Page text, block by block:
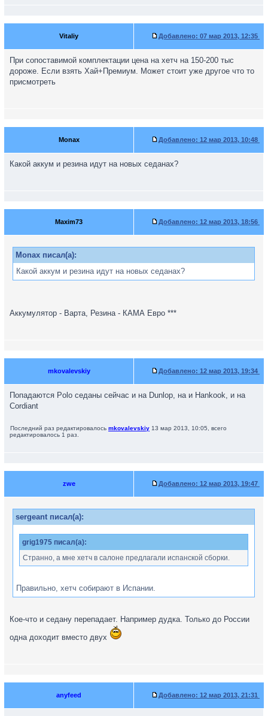
Vitaliy Добавлено: 07 мар 2013, 12:35
При сопоставимой комплектации цена на хетч на 150-200 тыс
дороже. Если взять Хай+Премиум. Может стоит уже другое что то
присмотреть
Monax Добавлено: 12 мар 2013, 10:48
Какой аккум и резина идут на новых седанах?
Maxim73 Добавлено: 12 мар 2013, 18:56
Monax писал(а):
Какой аккум и резина идут на новых седанах?
Аккумулятор - Варта, Резина - КАМА Евро ***
mkovalevskiy Добавлено: 12 мар 2013, 19:34
Попадаются Polo седаны сейчас и на Dunlop, на и Hankook, и на
Cordiant
Последний раз редактировалось mkovalevskiy 13 мар 2013, 10:05, всего
редактировалось 1 раз.
zwe Добавлено: 12 мар 2013, 19:47
sergeant писал(а):
grig1975 писал(а):
Странно, а мне хетч в салоне предлагали испанской сборки.
Правильно, хетч собирают в Испании.
Кое-что и седану перепадает. Например дудка. Только до России
одна доходит вместо двух
anyfeed Добавлено: 12 мар 2013, 21:31